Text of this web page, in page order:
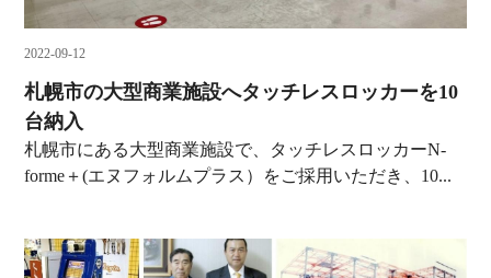
2022-09-12
札幌市の大型商業施設へタッチレスロッカーを10
台納入
札幌市にある大型商業施設で、タッチレスロッカーN-
forme＋(エヌフォルムプラス）をご採用いただき、10...